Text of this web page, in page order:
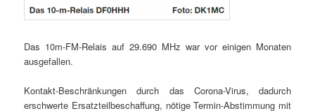
Das 10m-FM-Relais auf 29.690 MHz war vor einigen Monaten
ausgefallen.
Kontakt-Beschränkungen durch das Corona-Virus, dadurch
erschwerte Ersatzteilbeschaffung, nötige Termin-Abstimmung mit